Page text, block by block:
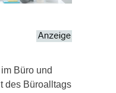
Büro und
des Büroalltags